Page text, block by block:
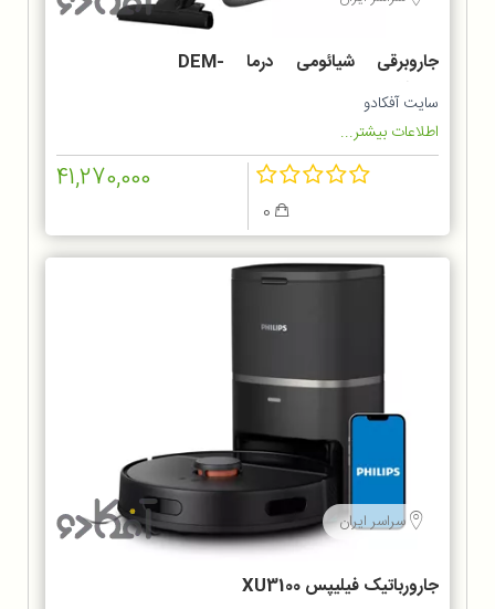
جاروبرقی شیائومی درما DEM-
TJ301W
سایت آفکادو
اطلاعات بیشتر...
41,270,000
سراسر ایران
جارورباتیک فیلیپس XU3100